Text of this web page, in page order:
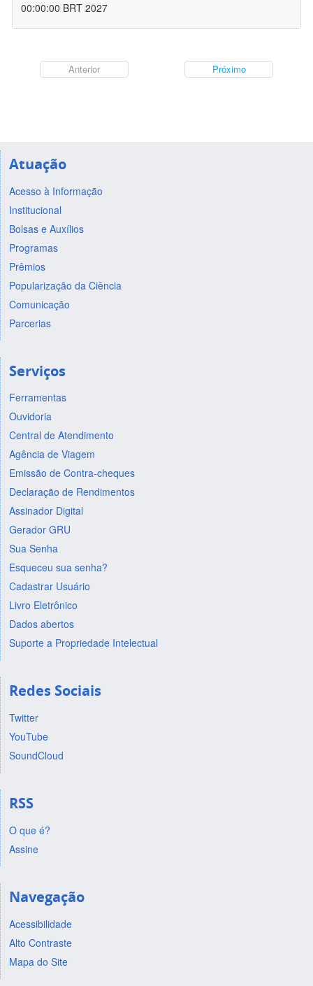
00:00:00 BRT 2027
Anterior Próximo
Atuação
Acesso à Informação
Institucional
Bolsas e Auxílios
Programas
Prêmios
Popularização da Ciência
Comunicação
Parcerias
Serviços
Ferramentas
Ouvidoria
Central de Atendimento
Agência de Viagem
Emissão de Contra-cheques
Declaração de Rendimentos
Assinador Digital
Gerador GRU
Sua Senha
Esqueceu sua senha?
Cadastrar Usuário
Livro Eletrônico
Dados abertos
Suporte a Propriedade Intelectual
Redes Sociais
Twitter
YouTube
SoundCloud
RSS
O que é?
Assine
Navegação
Acessibilidade
Alto Contraste
Mapa do Site